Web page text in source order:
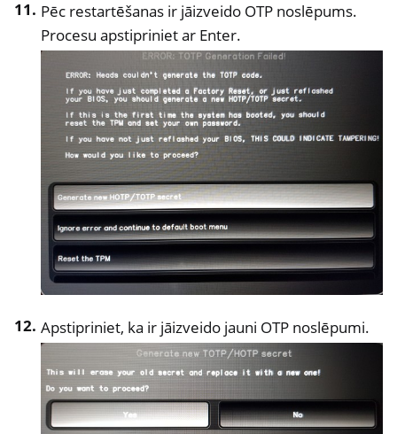
Pēc restartēšanas ir jāizveido OTP noslēpums.
Procesu apstipriniet ar Enter.
Apstipriniet, ka ir jāizveido jauni OTP noslēpumi.